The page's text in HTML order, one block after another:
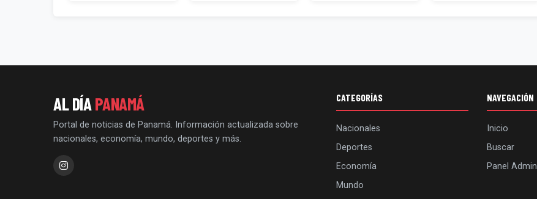
AL DÍA PANAMÁ
Portal de noticias de Panamá. Información actualizada sobre
nacionales, economía, mundo, deportes y más.
CATEGORÍAS
Nacionales
Deportes
Economía
Mundo
NAVEGACIÓN
Inicio
Buscar
Panel Admin